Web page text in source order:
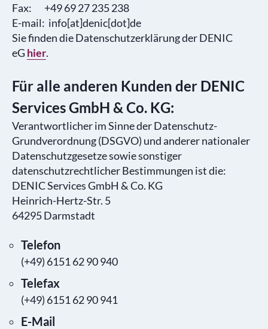
Fax: +49 69 27 235 238
E-mail: info[at]denic[dot]de
Sie finden die Datenschutzerklärung der DENIC
eG hier.
Für alle anderen Kunden der DENIC
Services GmbH & Co. KG:
Verantwortlicher im Sinne der Datenschutz-
Grundverordnung (DSGVO) und anderer nationaler
Datenschutzgesetze sowie sonstiger
datenschutzrechtlicher Bestimmungen ist die:
DENIC Services GmbH & Co. KG
Heinrich-Hertz-Str. 5
64295 Darmstadt
Telefon
(+49) 6151 62 90 940
Telefax
(+49) 6151 62 90 941
E-Mail